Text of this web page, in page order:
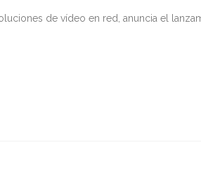
de vídeo en red, anuncia el